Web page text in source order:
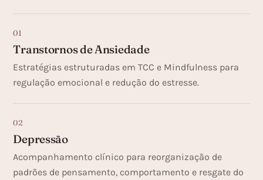
01
Transtornos de Ansiedade
Estratégias estruturadas em TCC e Mindfulness para
regulação emocional e redução do estresse.
02
Depressão
Acompanhamento clínico para reorganização de
padrões de pensamento, comportamento e resgate do